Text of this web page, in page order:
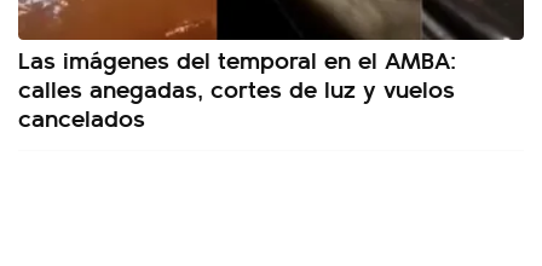
Las imágenes del temporal en el AMBA:
calles anegadas, cortes de luz y vuelos
cancelados